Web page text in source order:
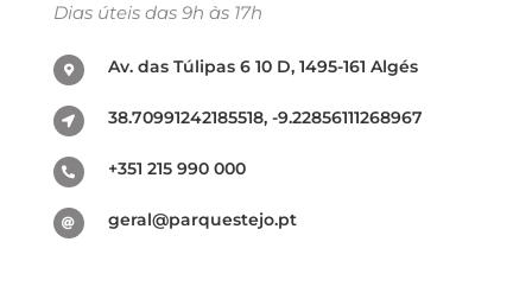
Dias úteis das 9h às 17h
Av. das Túlipas 6 10 D, 1495-161 Algés
38.70991242185518, -9.22856111268967
+351 215 990 000
geral@parquestejo.pt